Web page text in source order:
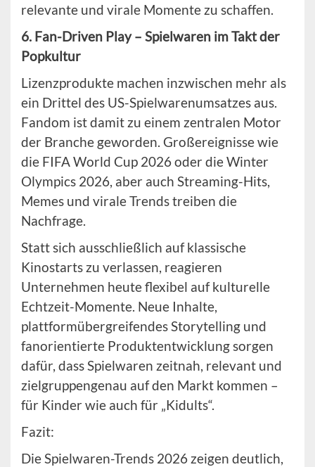
relevante und virale Momente zu schaffen.
6. Fan-Driven Play – Spielwaren im Takt der
Popkultur
Lizenzprodukte machen inzwischen mehr als
ein Drittel des US-Spielwarenumsatzes aus.
Fandom ist damit zu einem zentralen Motor
der Branche geworden. Großereignisse wie
die FIFA World Cup 2026 oder die Winter
Olympics 2026, aber auch Streaming-Hits,
Memes und virale Trends treiben die
Nachfrage.
Statt sich ausschließlich auf klassische
Kinostarts zu verlassen, reagieren
Unternehmen heute flexibel auf kulturelle
Echtzeit-Momente. Neue Inhalte,
plattformübergreifendes Storytelling und
fanorientierte Produktentwicklung sorgen
dafür, dass Spielwaren zeitnah, relevant und
zielgruppengenau auf den Markt kommen –
für Kinder wie auch für „Kidults“.
Fazit:
Die Spielwaren-Trends 2026 zeigen deutlich,